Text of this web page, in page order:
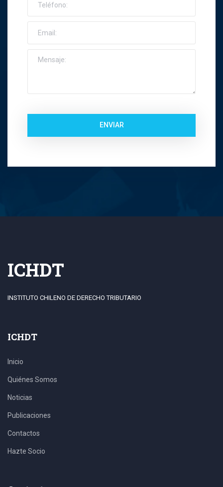
ENVIAR
ICHDT
INSTITUTO CHILENO DE DERECHO TRIBUTARIO
ICHDT
Inicio
Quiénes Somos
Noticias
Publicaciones
Contactos
Hazte Socio